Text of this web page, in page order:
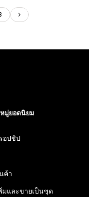
มู่ยอดนิยม
อปชิป
ค้า
มและขายเป็นชุด